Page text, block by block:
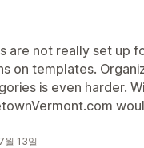
are not really set up
on templates.
is even harder.
13일